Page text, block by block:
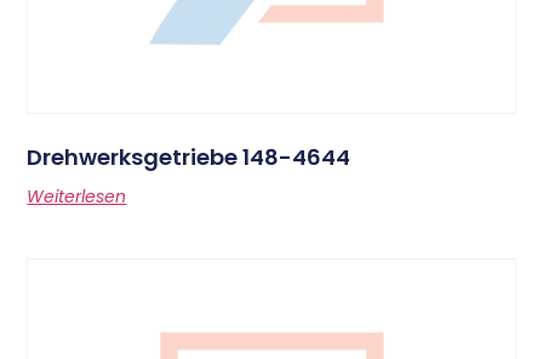
Drehwerksgetriebe 148-4644
Weiterlesen